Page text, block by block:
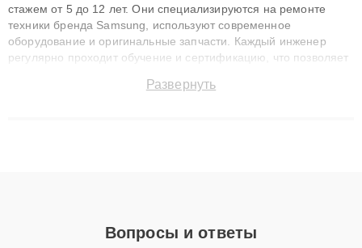
стажем от 5 до 12 лет. Они специализируются на ремонте
техники бренда Samsung, используют современное
оборудование и оригинальные запчасти. Каждый инженер
регулярно проходит обучение и сертификацию, что позволяет
технику с сохранением гарантии до 3 лет. Наши мастера
Развернуть
Вопросы и ответы